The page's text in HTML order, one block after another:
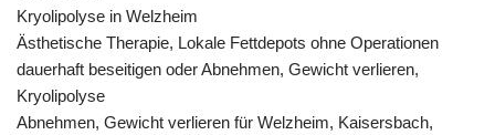
Kryolipolyse in Welzheim
Ästhetische Therapie, Lokale Fettdepots ohne Operationen
dauerhaft beseitigen oder Abnehmen, Gewicht verlieren,
Kryolipolyse
Abnehmen, Gewicht verlieren für Welzheim, Kaisersbach,